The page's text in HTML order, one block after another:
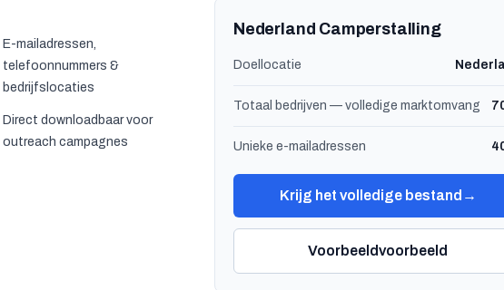
E-mailadressen,
telefoonnummers &
bedrijfslocaties
Direct downloadbaar voor
outreach campagnes
Nederland Camperstalling
Doellocatie
Totaal bedrijven — volledige marktomvang
Unieke e-mailadressen
Krijg het volledige bestand →
Voorbeeldvoorbeeld